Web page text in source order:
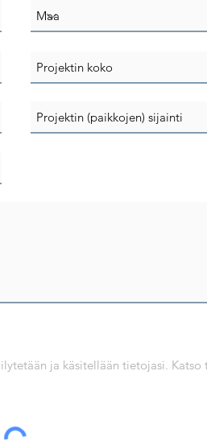
ja käsitellään tietojasi.